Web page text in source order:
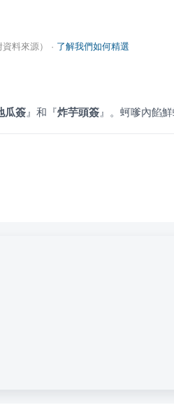
料來源） · 了解我們如何精選
瓜簽 』 和 『炸芋頭簽 』 。蚵嗲內餡